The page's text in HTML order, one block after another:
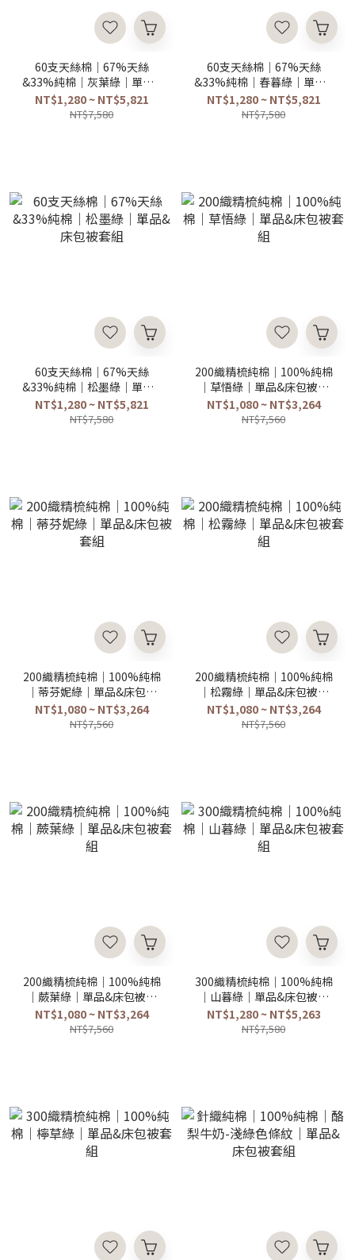
60支天絲棉｜67%天絲
&33%純棉｜灰葉綠｜單品&
床包被套組
NT$1,280 ~ NT$5,821
NT$7,580
60支天絲棉｜67%天絲
&33%純棉｜春暮綠｜單品&
床包被套組
NT$1,280 ~ NT$5,821
NT$7,580
60支天絲棉｜67%天絲
&33%純棉｜松墨綠｜單品&
床包被套組
NT$1,280 ~ NT$5,821
NT$7,580
200織精梳純棉｜100%純棉
｜草悟綠｜單品&床包被套
組
NT$1,080 ~ NT$3,264
NT$7,560
200織精梳純棉｜100%純棉
｜蒂芬妮綠｜單品&床包被
套組
NT$1,080 ~ NT$3,264
NT$7,560
200織精梳純棉｜100%純棉
｜松霧綠｜單品&床包被套
組
NT$1,080 ~ NT$3,264
NT$7,560
200織精梳純棉｜100%純棉
｜蕨葉綠｜單品&床包被套
組
NT$1,080 ~ NT$3,264
NT$7,560
300織精梳純棉｜100%純棉
｜山暮綠｜單品&床包被套
組
NT$1,280 ~ NT$5,263
NT$7,580